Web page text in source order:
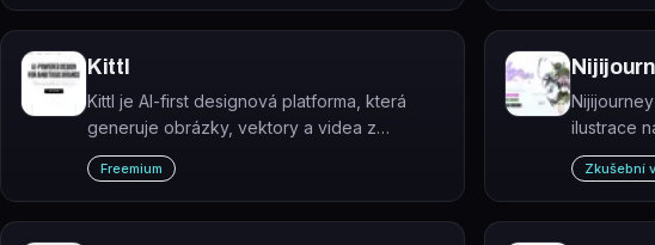
představ.
Kittl
Kittl je AI-first designová platforma, která
generuje obrázky, vektory a videa z
textových popisů a nabízí profesionální
nástroje pro tvorbu brandingu, merche,
tiskovin a obsahu na sociální sítě.
Freemium
ilustrace
Zkušební